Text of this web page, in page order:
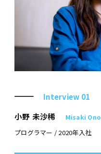
Interview 01
小野 未沙稀
Misaki Ono
プログラマー / 2020年入社